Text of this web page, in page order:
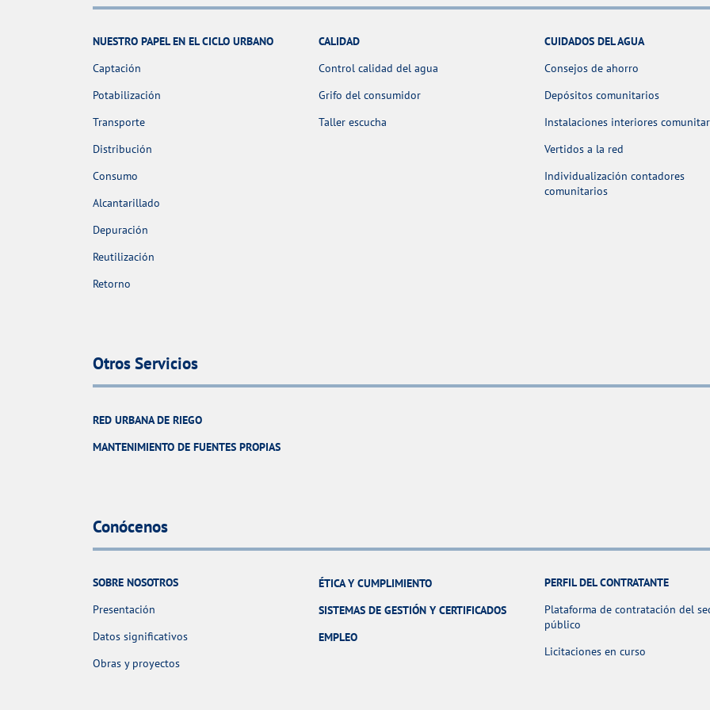
NUESTRO PAPEL EN EL CICLO URBANO
Captación
Potabilización
Transporte
Distribución
Consumo
Alcantarillado
Depuración
Reutilización
Retorno
CALIDAD
Control calidad del agua
Grifo del consumidor
Taller escucha
CUIDADOS DEL AGUA
Consejos de ahorro
Depósitos comunitarios
Instalaciones interiores
Vertidos a la red
Individualización contadores
comunitarios
Otros Servicios
RED URBANA DE RIEGO
MANTENIMIENTO DE FUENTES PROPIAS
Conócenos
SOBRE NOSOTROS
Presentación
Datos significativos
Obras y proyectos
ÉTICA Y CUMPLIMIENTO
SISTEMAS DE GESTIÓN Y CERTIFICADOS
EMPLEO
PERFIL DEL CONTRATANTE
Plataforma de contratación del
público
Licitaciones en curso